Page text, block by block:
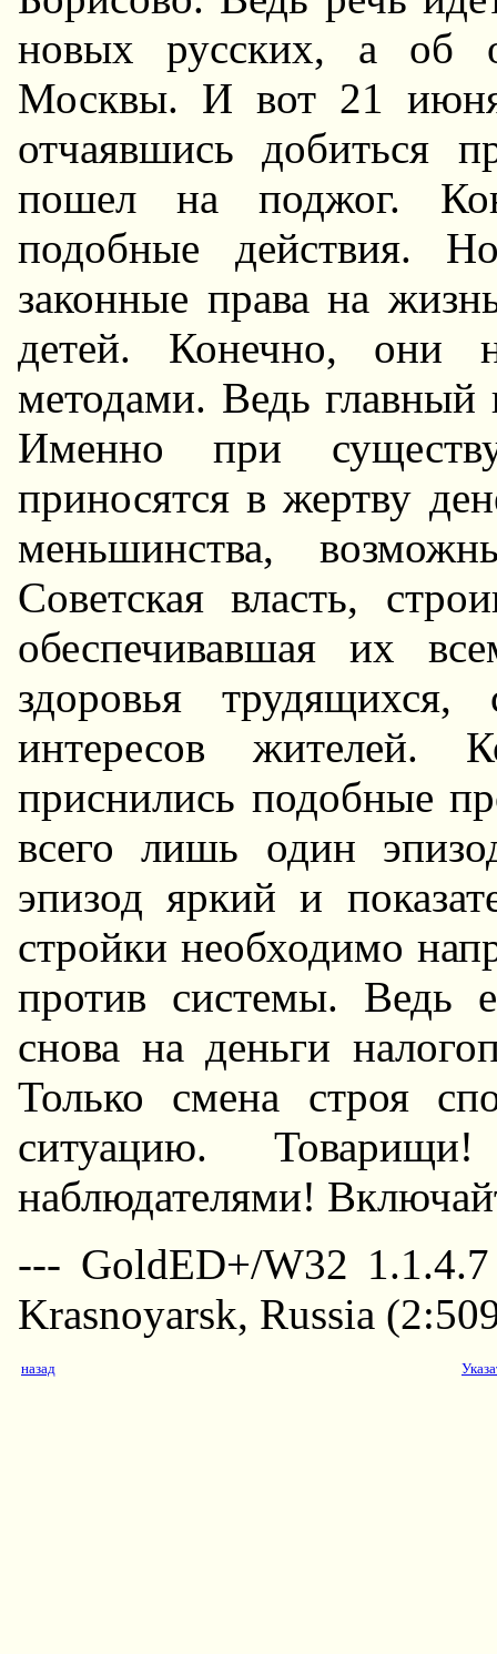
новых русских, а об
Москвы. И вот 21 июня
отчаявшись добиться
пошел на поджог.
подобные действия.
законные права на
детей. Конечно, они
методами. Ведь главный
Именно при
приносятся в жертву
меньшинства,
Советская власть,
обеспечивавшая их
здоровья
интересов
приснились подобные
всего лишь один
эпизод яркий и
стройки необходимо
против системы. Ведь
снова на деньги
Только смена строя
ситуацию.
наблюдателями!
--- GoldED+/W32
Krasnoyarsk, Russia
назад